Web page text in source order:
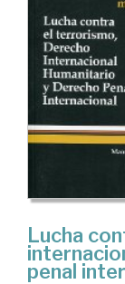
Lucha
penal